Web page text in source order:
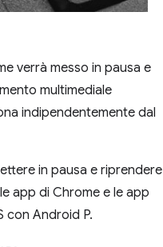
verrà messo in pausa e
multimediale
indipendentemente dal
in pausa e riprendere
app di Chrome e le app
con Android P.